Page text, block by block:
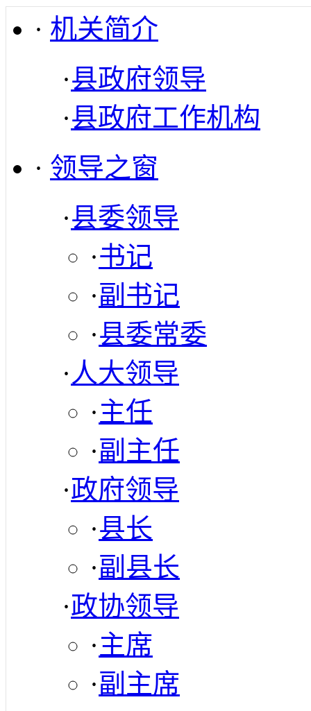
· 机关简介
·县政府领导
·县政府工作机构
· 领导之窗
·县委领导
·书记
·副书记
·县委常委
· 人大领导
·主任
·副主任
·政府领导
·县长
·副县长
·政协领导
·主席
·副主席